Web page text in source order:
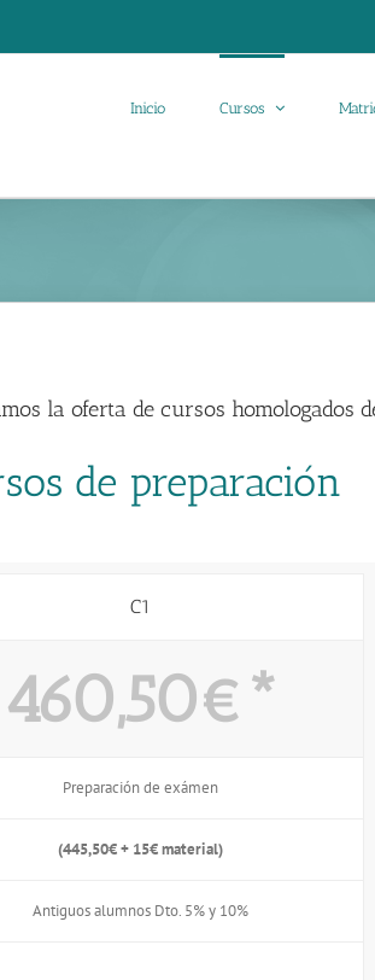
Inicio Cursos
la oferta de cursos homologados
de preparación
C1
460,50€*
Preparación de exámen
(445,50€ + 15€ material)
Antiguos alumnos Dto. 5% y 10%